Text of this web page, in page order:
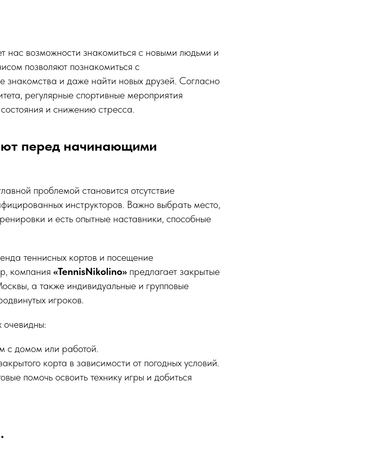
возможности знакомиться с новыми людьми и
позволяют познакомиться с
знакомства и даже найти новых друзей. Согласно
регулярные спортивные мероприятия
и снижению стресса.
перед начинающими
проблемой становится отсутствие
инструкторов. Важно выбрать место,
и есть опытные наставники, способные
теннисных кортов и посещение
компания «TennisNikolino» предлагает закрытые
а также индивидуальные и групповые
игроков.
очевидны:
с домом или работой.
корта в зависимости от погодных условий.
помочь освоить технику игры и добиться